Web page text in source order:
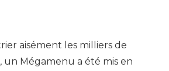
aisément les milliers de
un Mégamenu a été mis en